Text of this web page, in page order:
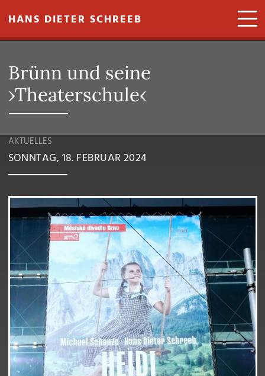
HANS DIETER SCHREEB
Brünn und seine
›Theaterschule‹
AKTUELLES
SONNTAG, 18. FEBRUAR 2024